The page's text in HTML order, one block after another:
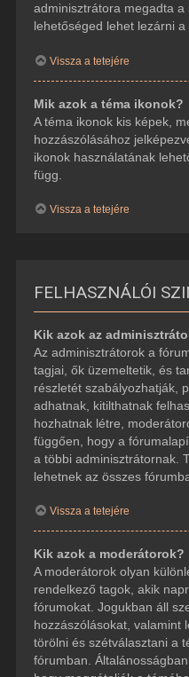
adminisztrátora megadta
lehetőséged lehet lezárni
Vissza a tetejére
Mik azok a téma ikonok?
A téma ikonok kis képek,
hozzászólásához
ikonok használatának
függ.
Vissza a tetejére
FELHASZNÁLÓI
Kik azok az
Az adminisztrátorok a
tagjai, ők üzemeltetik, és
részletét szabályozhatják,
adhatnak, kitilthatnak
hozhatnak létre,
függően, hogy a
a többi adminisztrátornak.
lehetnek az összes
Vissza a tetejére
Kik azok a moderátorok?
A moderátorok olyan
rendelkező tagok, akik
fórumokat. Jogukban áll
hozzászólásokat, valamint
törölni és szétválasztani a
fórumban.